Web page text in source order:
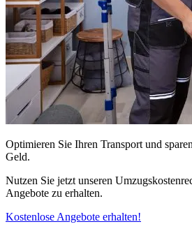
Optimieren Sie Ihren Transport und
Geld.
Nutzen Sie jetzt unseren
Angebote zu erhalten.
Kostenlose Angebote erhalten!